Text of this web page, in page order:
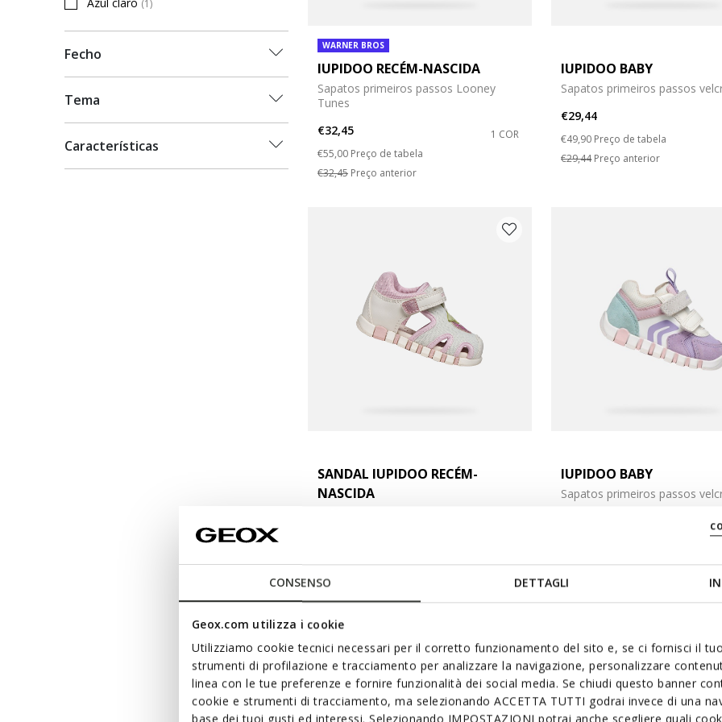
CONSENSO DETTAGLI
Geox.com utilizza i cookie
Utilizziamo cookie tecnici necessari per il corretto funzionamento del sito e, se ci fornisci il
strumenti di profilazione e tracciamento per analizzare la navigazione, personalizzare
linea con le tue preferenze e fornire funzionalità dei social media. Se chiudi questo banner
cookie e strumenti di tracciamento, ma selezionando ACCETTA TUTTI godrai invece di una
base dei tuoi gusti ed interessi. Selezionando IMPOSTAZIONI potrai anche scegliere quali
(1)
Refine by Cor: Azul claro
Fecho
Tema
Características
WARNER BROS
IUPIDOO RECÉM-NASCIDA
Sapatos primeiros passos Looney
Tunes
€32,45
1 COR
Price reduced from
€55,00 to
Preço de tabela
€32,45 Preço anterior
IUPIDOO BABY
Sapatos primeiros passos
€29,44
Price reduced from
€49,90 to
Preço de tabela
€29,44Preço anterior
SANDAL IUPIDOO RECÉM-
NASCIDA
€47,90
€33,53Preço anterior
IUPIDOO BABY
Sapatos primeiros passos
€32,45Preço anterior